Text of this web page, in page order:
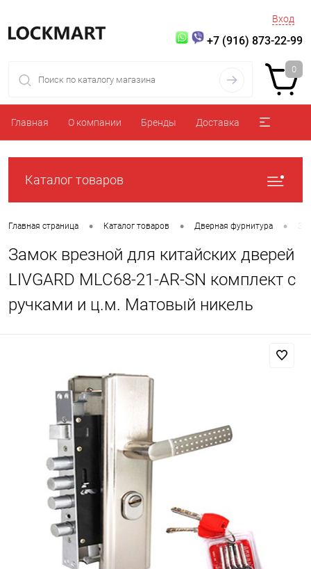
Вход
+7 (916) 873-22-99
0
Главная О компании Бренды Доставка
Каталог товаров
Главная страница • Каталог товаров • Дверная фурнитура •
Замок врезной для китайских дверей
LIVGARD MLC68-21-AR-SN комплект с
ручками и ц.м. Матовый никель